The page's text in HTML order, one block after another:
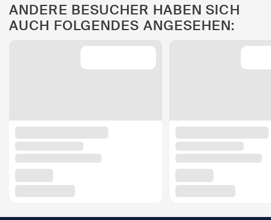
ANDERE BESUCHER HABEN SICH
AUCH FOLGENDES ANGESEHEN: